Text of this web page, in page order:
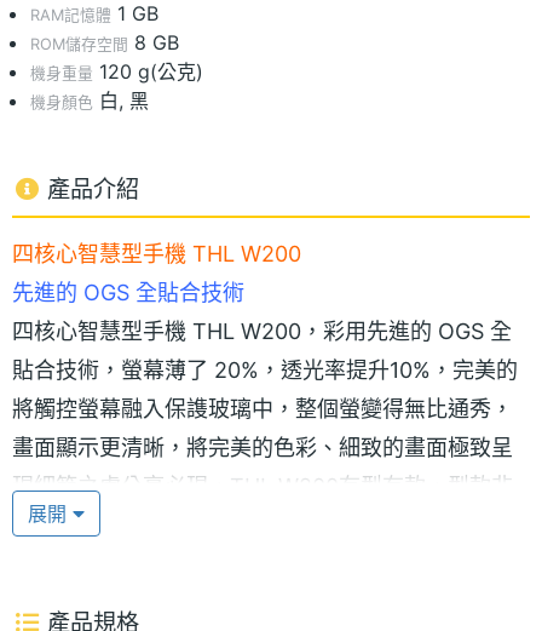
RAM記憶體 1 GB
ROM儲存空間 8 GB
機身重量 120 g(公克)
機身顏色 白, 黑
產品介紹
四核心智慧型手機 THL W200
先進的 OGS 全貼合技術
四核心智慧型手機 THL W200，彩用先進的 OGS 全
貼合技術，螢幕薄了 20%，透光率提升10%，完美的
將觸控螢幕融入保謢玻璃中，整個螢變得無比通秀，
畫面顯示更清晰，將完美的色彩、細致的畫面極致呈
現細節之處分毫必現，THL-W200有型有款，型款非
凡。5 吋觸控螢幕、1280 x 720pixels 螢幕解析度，
展開
產品規格